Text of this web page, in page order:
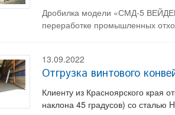
Дробилка модели «СМД-5
переработке промышленных
13.09.2022
Отгрузка винтового
Клиенту из Красноярского края
наклона 45 градусов) со сталью